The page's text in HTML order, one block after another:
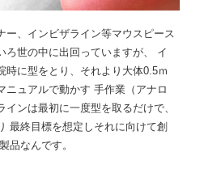
ー、インビザライン等マウスピース
ろ世の中に出回っていますが、 イ
時に型をとり、それより大体0.5ｍ
ニュアルで動かす 手作業（アナロ
ンは最初に一度型を取るだけで、
最終目標を想定しそれに向けて創
品なんです。